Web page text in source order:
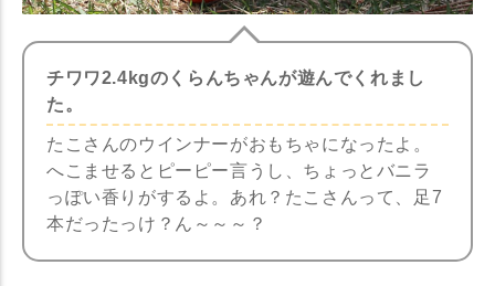
チワワ2.4kgのくらんちゃんが遊んでくれまし
た。
たこさんのウインナーがおもちゃになったよ。
へこませるとピーピー言うし、ちょっとバニラ
っぽい香りがするよ。あれ？たこさんって、足7
本だったっけ？ん～～～？